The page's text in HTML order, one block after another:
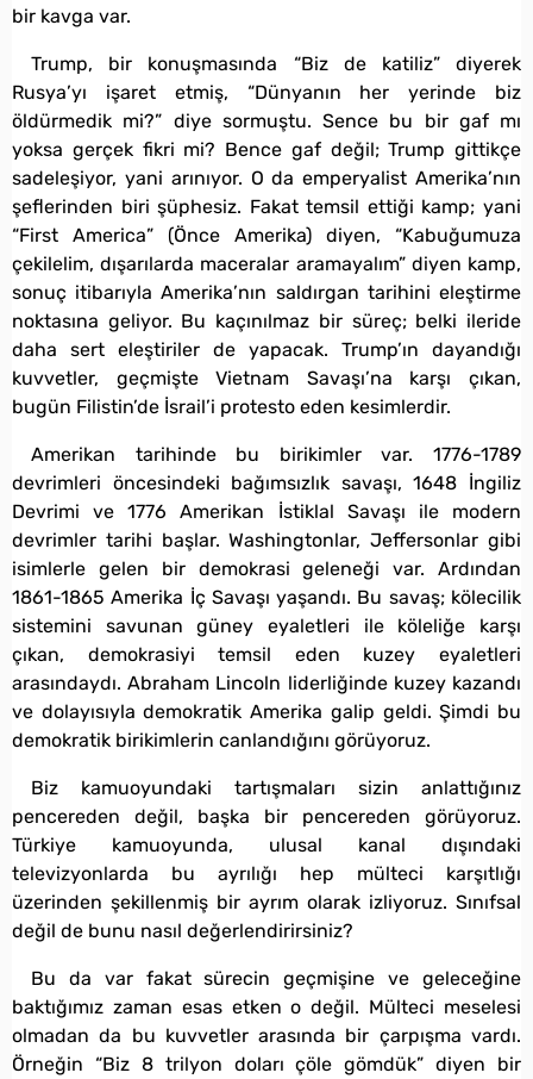
bir kavga var.
Trump, bir konuşmasında “Biz de katiliz” diyerek
Rusya’yı işaret etmiş, “Dünyanın her yerinde biz
öldürmedik mi?” diye sormuştu. Sence bu bir gaf mı
yoksa gerçek fikri mi? Bence gaf değil; Trump gittikçe
sadeleşiyor, yani arınıyor. O da emperyalist Amerika’nın
şeflerinden biri şüphesiz. Fakat temsil ettiği kamp; yani
“First America” (Önce Amerika) diyen, “Kabuğumuza
çekilelim, dışarılarda maceralar aramayalım” diyen kamp,
sonuç itibarıyla Amerika’nın saldırgan tarihini eleştirme
noktasına geliyor. Bu kaçınılmaz bir süreç; belki ileride
daha sert eleştiriler de yapacak. Trump’ın dayandığı
kuvvetler, geçmişte Vietnam Savaşı’na karşı çıkan,
bugün Filistin’de İsrail’i protesto eden kesimlerdir.
Amerikan tarihinde bu birikimler var. 1776-1789
devrimleri öncesindeki bağımsızlık savaşı, 1648 İngiliz
Devrimi ve 1776 Amerikan İstiklal Savaşı ile modern
devrimler tarihi başlar. Washingtonlar, Jeffersonlar gibi
isimlerle gelen bir demokrasi geleneği var. Ardından
1861-1865 Amerika İç Savaşı yaşandı. Bu savaş; kölecilik
sistemini savunan güney eyaletleri ile köleliğe karşı
çıkan, demokrasiyi temsil eden kuzey eyaletleri
arasındaydı. Abraham Lincoln liderliğinde kuzey kazandı
ve dolayısıyla demokratik Amerika galip geldi. Şimdi bu
demokratik birikimlerin canlandığını görüyoruz.
Biz kamuoyundaki tartışmaları sizin anlattığınız
pencereden değil, başka bir pencereden görüyoruz.
Türkiye kamuoyunda, ulusal kanal dışındaki
televizyonlarda bu ayrılığı hep mülteci karşıtlığı
üzerinden şekillenmiş bir ayrım olarak izliyoruz. Sınıfsal
değil de bunu nasıl değerlendirirsiniz?
Bu da var fakat sürecin geçmişine ve geleceğine
baktığımız zaman esas etken o değil. Mülteci meselesi
olmadan da bu kuvvetler arasında bir çarpışma vardı.
Örneğin “Biz 8 trilyon doları çöle gömdük” diyen bir